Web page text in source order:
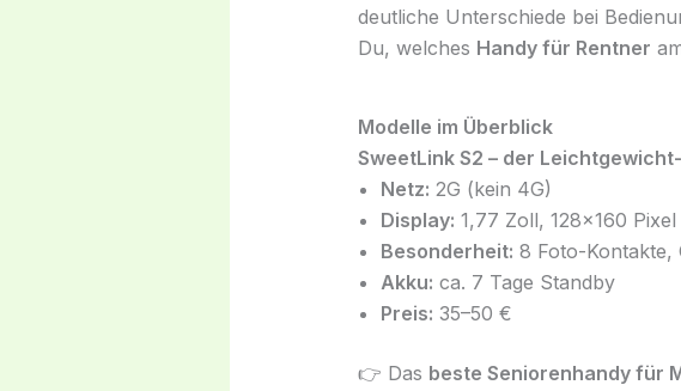
deutliche Unterschiede bei
Du, welches Handy für Rentner
Modelle im Überblick
SweetLink S2 – der
Netz: 2G (kein 4G)
Display: 1,77 Zoll, 128×160 Pixel
Besonderheit: 8 Foto-Kontakte,
Akku: ca. 7 Tage Standby
Preis: 35–50 €
👉 Das beste Seniorenhandy für